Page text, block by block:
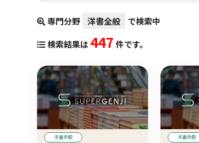
専門分野 洋書全般
で検索中
検索結果は 447 件です。
洋書全般 洋書全般